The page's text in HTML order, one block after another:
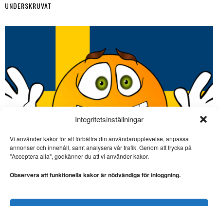
Integritetsinställningar
Vi använder kakor för att förbättra din användarupplevelse, anpassa
annonser och innehåll, samt analysera vår trafik. Genom att trycka på
"Acceptera alla", godkänner du att vi använder kakor.
Observera att funktionella kakor är nödvändiga för inloggning.
UNDERSKRUVAT
Dagsvers om kvittningssystemet
SE ÄVEN
Andersson: ”Namnad
skrivit en dagsvers om att Ulf